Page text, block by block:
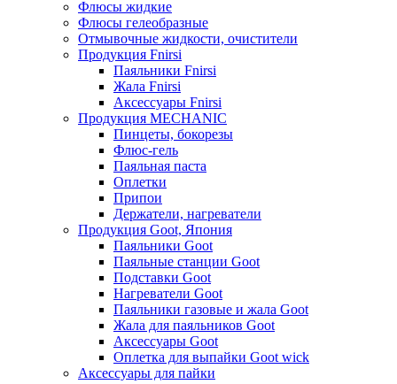
Флюсы жидкие
Флюсы гелеобразные
Отмывочные жидкости, очистители
Продукция Fnirsi
Паяльники Fnirsi
Жала Fnirsi
Аксессуары Fnirsi
Продукция MECHANIC
Пинцеты, бокорезы
Флюс-гель
Паяльная паста
Оплетки
Припои
Держатели, нагреватели
Продукция Goot, Япония
Паяльники Goot
Паяльные станции Goot
Подставки Goot
Нагреватели Goot
Паяльники газовые и жала Goot
Жала для паяльников Goot
Аксессуары Goot
Оплетка для выпайки Goot wick
Аксессуары для пайки